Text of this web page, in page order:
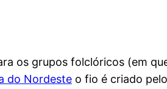
os grupos folclóricos (em
do Nordeste o fio é criado